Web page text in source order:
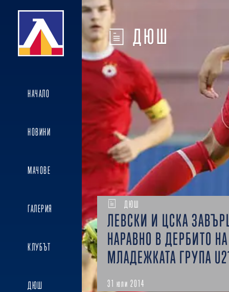
НАЧАЛО
НОВИНИ
МАЧОВЕ
ГАЛЕРИЯ
КЛУБЪТ
ДЮШ
ДЮШ
ДЮШ
ЛЕВСКИ И ЦСКА
НАРАВНО В ДЕРБИТО НА
МЛАДЕЖКАТА ГРУПА
31 юли 2014